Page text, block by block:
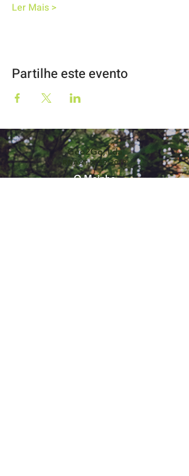
Ler Mais >
Partilhe este evento
Geo2Go, Lda
RNAAT Nº59/2019
O Moinho